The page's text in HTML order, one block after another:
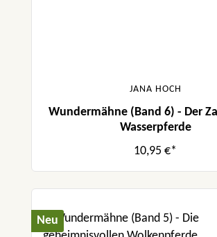
JANA HOCH
Wundermähne (Band 6) - Der
Wasserpferde
10,95 €*
Neu